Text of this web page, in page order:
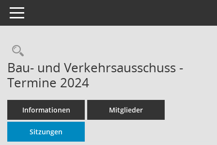
Toggle navigation
Rechercheauswahl
Bau- und Verkehrsausschuss -
Termine 2024
Informationen Mitglieder
Sitzungen